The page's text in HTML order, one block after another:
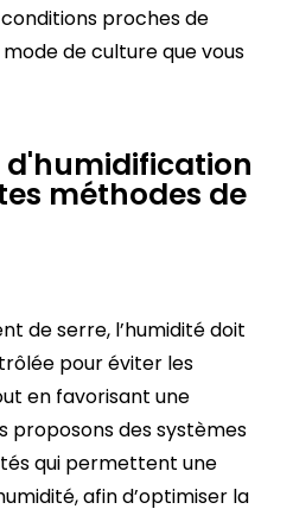
proches de
mode de culture que vous
d'humidification
méthodes de
de serre, l’humidité doit
pour éviter les
en favorisant une
proposons des systèmes
qui permettent une
afin d’optimiser la